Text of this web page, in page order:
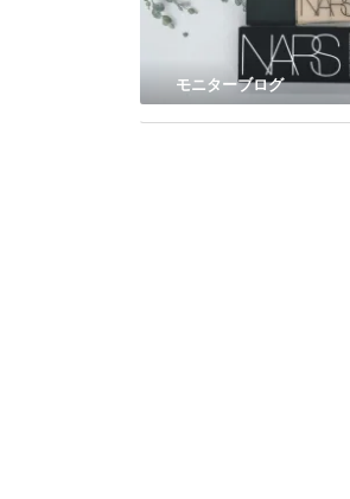
モニターブログ